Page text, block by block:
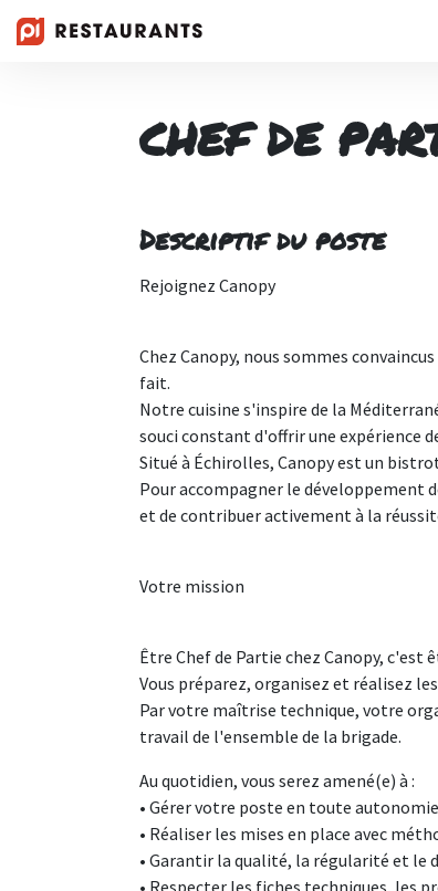
CHEF DE
Descriptif du poste
Rejoignez Canopy
Chez Canopy, nous sommes
fait.
Notre cuisine s'inspire de la
souci constant d'offrir une expérience
Situé à Échirolles, Canopy est un
Pour accompagner le développement
et de contribuer activement à la
Votre mission
Être Chef de Partie chez Canopy, c'est
Vous préparez, organisez et réalisez
Par votre maîtrise technique, votre
travail de l'ensemble de la brigade.
Au quotidien, vous serez amené(e) à :
• Gérer votre poste en toute
• Réaliser les mises en place avec
• Garantir la qualité, la régularité et le
• Respecter les fiches techniques, les